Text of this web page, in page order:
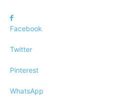
Facebook
Twitter
Pinterest
WhatsApp